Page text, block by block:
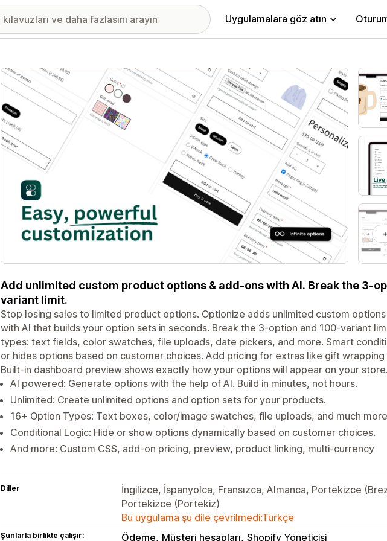
Uygulamalara göz atın
Öne çıkan görsel galerisi
Add unlimited custom product options & add-ons with AI. Break the 3-
variant limit.
Stop losing sales to limited product options. Optionize adds unlimited custom
with AI that builds your option sets in seconds. Break the 3-option and 100-variant
types: text fields, color swatches, file uploads, date pickers, and more. Smart
or hides options based on customer choices. Add pricing for extras like gift wrapping
Built-in dashboard preview shows exactly how your options will appear on your store.
AI powered: Generate options with the help of AI. Build in minutes, not hours.
Unlimited: Create unlimited options and option sets for your products.
16+ Option Types: Text boxes, color/image swatches, file uploads, and much
Conditional Logic: Hide or show options dynamically based on customer choices.
And more: Custom CSS, add-on pricing, preview, product linking, multi-currency
Diller
İngilizce, İspanyolca, Fransızca, Almanca, Portekizce
Portekizce (Portekiz)
Bu uygulama şu dile çevrilmedi:Türkçe
Şunlarla birlikte çalışır: Ödeme Müşteri hesapları Shopify Yöneticisi